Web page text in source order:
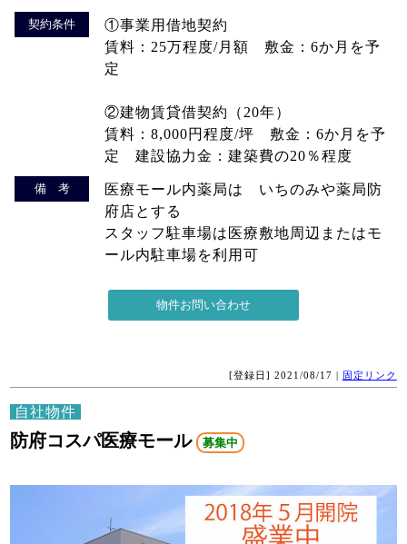
契約条件
①事業用借地契約
賃料：25万程度/月額 敷金：6か月を予
定
②建物賃貸借契約（20年）
賃料：8,000円程度/坪 敷金：6か月を予
定 建設協力金：建築費の20％程度
備 考
医療モール内薬局は いちのみや薬局防
府店とする
スタッフ駐車場は医療敷地周辺またはモ
ール内駐車場を利用可
[登録日] 2021/08/17 | 固定リンク
自社物件
防府コスパ医療モール 募集中